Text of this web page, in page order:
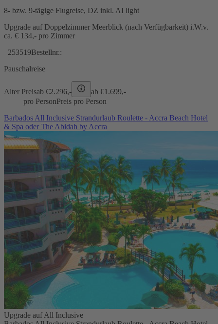
8- bzw. 9-tägige Flugreise, DZ inkl. AI light
Upgrade auf Doppelzimmer Meerblick (nach Verfügbarkeit) i.W.v.
ca. € 134,- pro Zimmer
253519Bestellnr.:
Pauschalreise
Alter Preisab €2.296,- ab €1.699,-
pro PersonPreis pro Person
Barbados All Inclusive Strandurlaub Roulette - Accra Beach Hotel
& Spa oder The Abidah by Accra
Upgrade auf All Inclusive